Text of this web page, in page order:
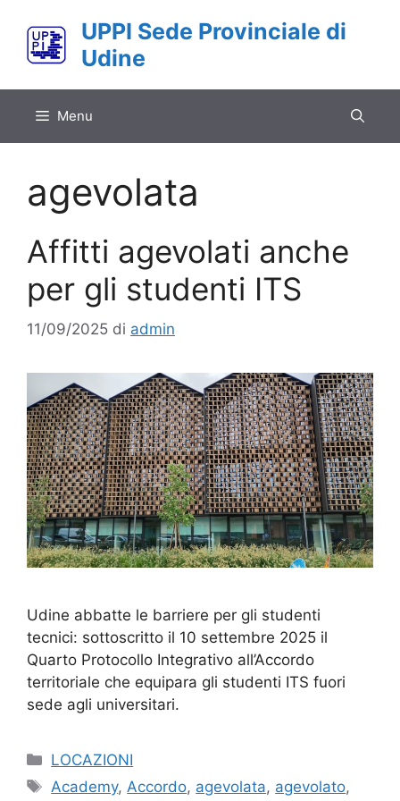
contenuto
UPPI Sede Provinciale di
Udine
Menu
agevolata
Affitti agevolati anche
per gli studenti ITS
11/09/2025 di admin
Udine abbatte le barriere per gli studenti
tecnici: sottoscritto il 10 settembre 2025 il
Quarto Protocollo Integrativo all’Accordo
territoriale che equipara gli studenti ITS fuori
sede agli universitari.
Categorie
LOCAZIONI
Tag
Academy, Accordo, agevolata, agevolato,